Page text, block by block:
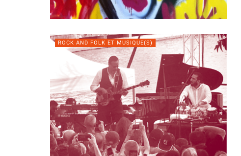
ROCK AND FOLK ET MUSIQUE(S)